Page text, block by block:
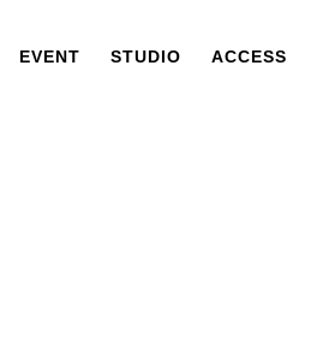
EVENT STUDIO ACCESS